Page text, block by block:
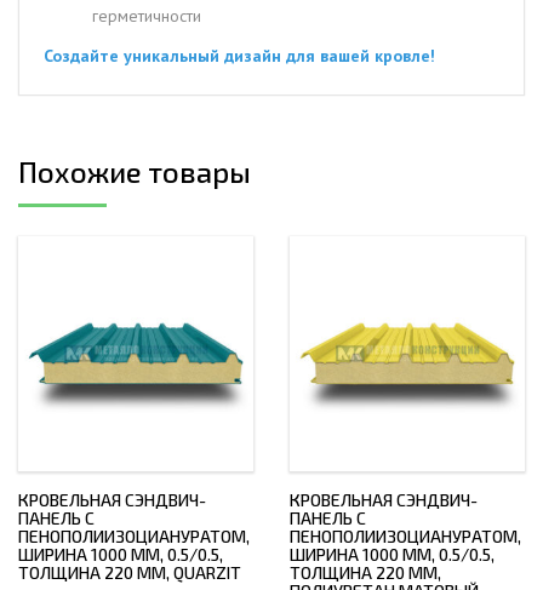
герметичности
Создайте уникальный дизайн для вашей кровле!
Похожие товары
КРОВЕЛЬНАЯ СЭНДВИЧ-
ПАНЕЛЬ С
ПЕНОПОЛИИЗОЦИАНУРАТОМ,
ШИРИНА 1000 ММ, 0.5/0.5,
ТОЛЩИНА 220 ММ, QUARZIT
КРОВЕЛЬНАЯ СЭНДВИЧ-
ПАНЕЛЬ С
ПЕНОПОЛИИЗОЦИАНУРАТОМ,
ШИРИНА 1000 ММ, 0.5/0.5,
ТОЛЩИНА 220 ММ,